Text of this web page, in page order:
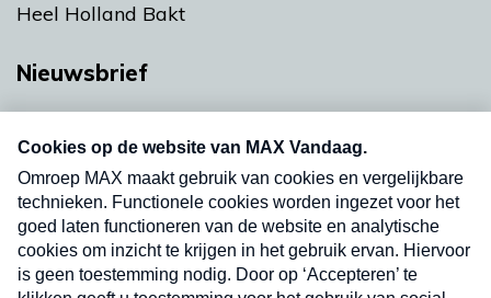
Heel Holland Bakt
Nieuwsbrief
nieuwsbrief. Elke vrijdag- en dinsdagochtend in
uw mailbox.
Verzend